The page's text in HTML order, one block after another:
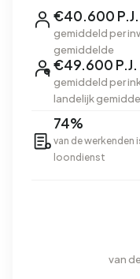
€40.600 P.J.
gemiddeld per
gemiddelde
€49.600 P.J.
gemiddeld per
landelijk
74%
van de werkenden
loondienst
van